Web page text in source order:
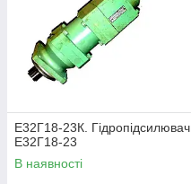
Е32Г18-23К. Гідропідсилювач
Е32Г18-23
В наявності